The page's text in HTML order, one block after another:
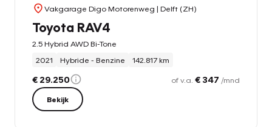
Vakgarage Digo Motorenweg | Delft (ZH)
Toyota RAV4
2.5 Hybrid AWD Bi-Tone
2021
Hybride - Benzine 142.817 km
€ 29.250 of v.a. € 347 /mnd
Bekijk